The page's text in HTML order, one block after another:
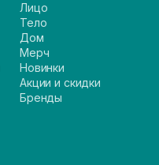
Лицо
Тело
Дом
Мерч
Новинки
Акции и скидки
Бренды